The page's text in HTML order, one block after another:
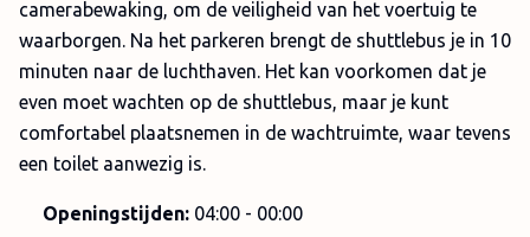
camerabewaking, om de veiligheid van het voertuig te
waarborgen. Na het parkeren brengt de shuttlebus je in 10
minuten naar de luchthaven. Het kan voorkomen dat je
even moet wachten op de shuttlebus, maar je kunt
comfortabel plaatsnemen in de wachtruimte, waar tevens
een toilet aanwezig is.
Openingstijden: 04:00 - 00:00